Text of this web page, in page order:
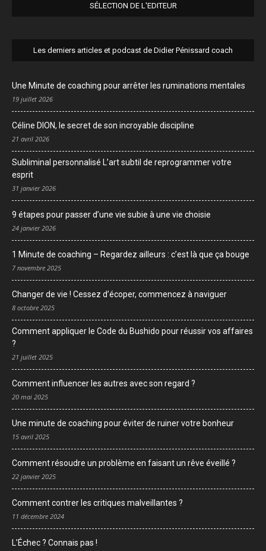
SÉLECTION DE L'EDITEUR
Les derniers articles et podcast de Didier Pénissard coach
Une Minute de coaching pour arrêter les ruminations mentales
19 juillet 2026
Céline DION, le secret de son incroyable discipline
21 avril 2026
Subliminal personnalisé L’art subtil de reprogrammer votre
esprit
31 janvier 2026
9 étapes pour passer d’une vie subie à une vie choisie
24 janvier 2026
1 Minute de coaching – Regardez ailleurs : c’est là que ça bouge
7 novembre 2025
Changer de vie ! Cessez d’écoper, commencez à naviguer
8 octobre 2025
Comment appliquer le Code du Bushido pour réussir vos affaires
?
21 juillet 2025
Comment influencer les autres avec son regard ?
20 mai 2025
Une minute de coaching pour éviter de ruiner votre bonheur
15 avril 2025
Comment résoudre un problème en faisant un rêve éveillé ?
22 janvier 2025
Comment contrer les critiques malveillantes ?
11 décembre 2024
L’Échec ? Connais pas !